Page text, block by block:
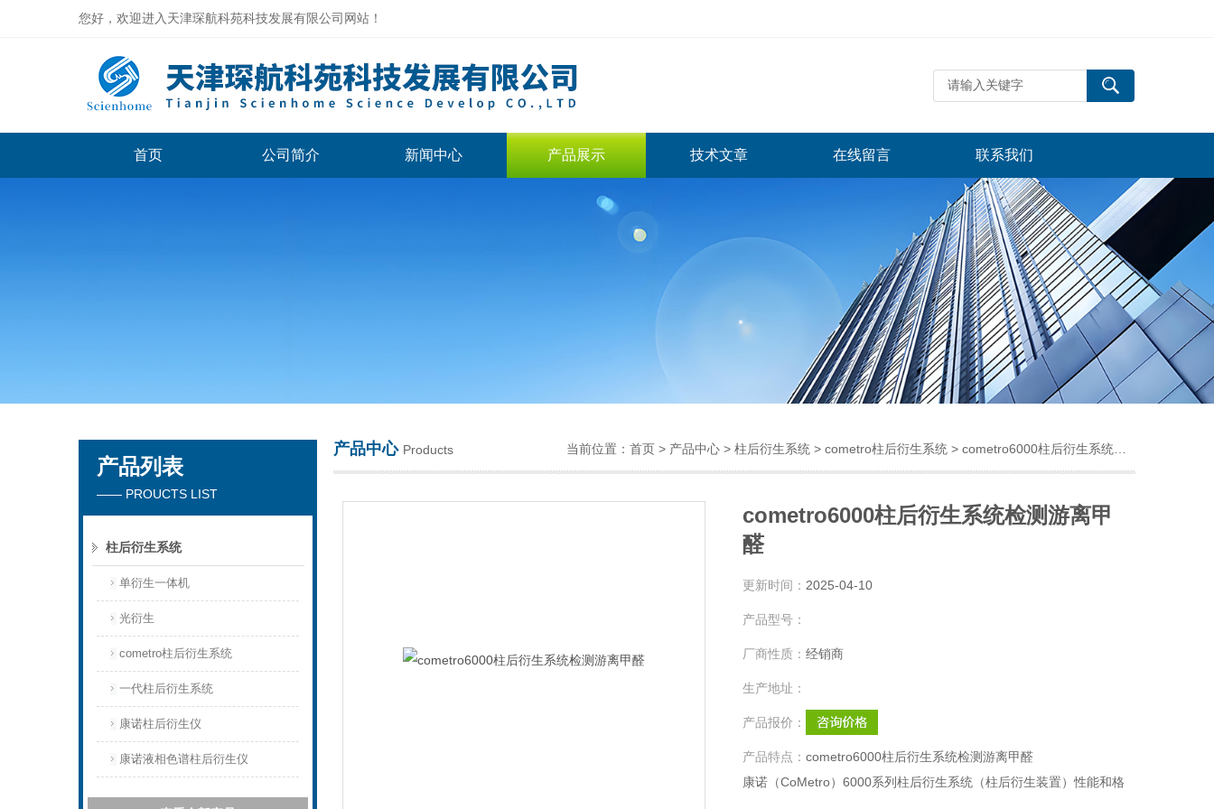
您好，欢迎进入天津琛航科苑科技发展有限公司网站！
天津琛航科苑科技发展有限公司
首页 公司简介 新闻中心 产品展示 技术文章 在线留言 联系我们
产品列表
—— PROUCTS LIST
柱后衍生系统
单衍生一体机
光衍生
cometro柱后衍生系统
一代柱后衍生系统
康诺柱后衍生仪
康诺液相色谱柱后衍生仪
产品中心 Products 当前位置： 首页 > 产品中心 > 柱后衍生系统 > cometro柱后衍生系统 > cometro6000柱后衍生系统检测游离甲醛
cometro6000柱后衍生系统检测游离甲
醛
更新时间： 2025-04-10
产品型号：
厂商性质： 经销商
生产地址：
产品报价：
产品特点： cometro6000柱后衍生系统检测游离甲醛
康诺（CoMetro）6000系列柱后衍生系统（柱后衍生装置）性能和格